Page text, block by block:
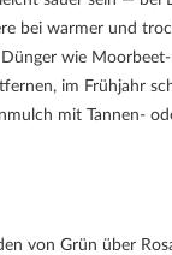
bei warmer und
wie
im Frühjahr
mit Tannen-
von Grün über